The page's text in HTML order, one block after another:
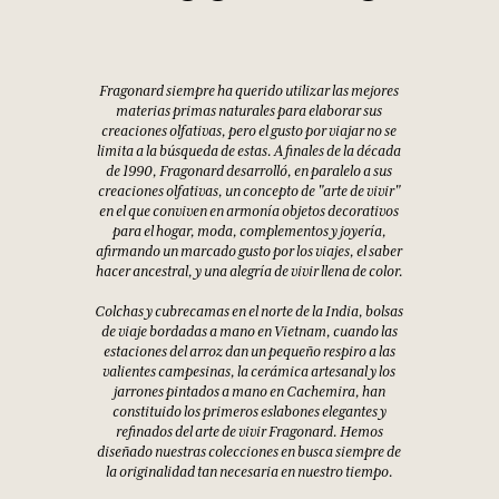
Fragonard siempre ha querido utilizar las mejores
materias primas naturales para elaborar sus
creaciones olfativas, pero el gusto por viajar no se
limita a la búsqueda de estas. A finales de la década
de 1990, Fragonard desarrolló, en paralelo a sus
creaciones olfativas, un concepto de "arte de vivir"
en el que conviven en armonía objetos decorativos
para el hogar, moda, complementos y joyería,
afirmando un marcado gusto por los viajes, el saber
hacer ancestral, y una alegría de vivir llena de color.
Colchas y cubrecamas en el norte de la India, bolsas
de viaje bordadas a mano en Vietnam, cuando las
estaciones del arroz dan un pequeño respiro a las
valientes campesinas, la cerámica artesanal y los
jarrones pintados a mano en Cachemira, han
constituido los primeros eslabones elegantes y
refinados del arte de vivir Fragonard. Hemos
diseñado nuestras colecciones en busca siempre de
la originalidad tan necesaria en nuestro tiempo.